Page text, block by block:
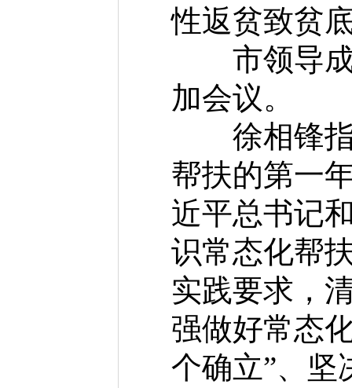
性返贫致贫
市领导成
加会议。
徐相锋指
帮扶的第一
近平总书记
识常态化帮
实践要求，
强做好常态
个确立”、坚